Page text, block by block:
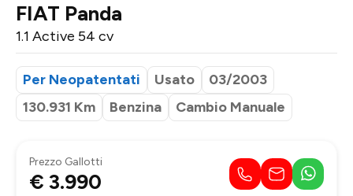
FIAT Panda
1.1 Active 54 cv
Per Neopatentati Usato
03/2003
130.931 Km
Benzina Cambio Manuale
Prezzo Gallotti
€ 3.990